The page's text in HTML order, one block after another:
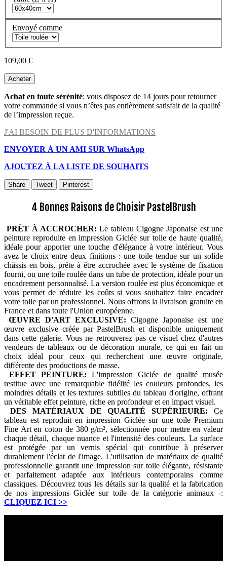
Envoyé comme
109,00 €
Acheter
Achat en toute sérénité: vous disposez de 14 jours pour retourner
votre commande si vous n’êtes pas entièrement satisfait de la qualité
de l’impression reçue.
J'AI BESOIN DE PLUS D'INFORMATIONS
ENVOYER À UN AMI SUR WhatsApp
AJOUTEZ À LA LISTE DE SOUHAITS
Share Tweet Pinterest
4 Bonnes Raisons de Choisir PastelBrush
PRÊT À ACCROCHER:Le tableau Cigogne Japonaise est une
peinture reproduite en impression Giclée sur toile de haute qualité,
idéale pour apporter une touche d'élégance à votre intérieur. Vous
avez le choix entre deux finitions : une toile tendue sur un solide
châssis en bois, prête à être accrochée avec le système de fixation
fourni, ou une toile roulée dans un tube de protection, idéale pour un
encadrement personnalisé. La version roulée est plus économique et
vous permet de réduire les coûts si vous souhaitez faire encadrer
votre toile par un professionnel. Nous offrons la livraison gratuite en
France et dans toute l'Union européenne.
ŒUVRE D'ART EXCLUSIVE: Cigogne Japonaise est une
œuvre exclusive créée par PastelBrush et disponible uniquement
dans cette galerie. Vous ne retrouverez pas ce visuel chez d'autres
vendeurs de tableaux ou de décoration murale, ce qui en fait un
choix idéal pour ceux qui recherchent une œuvre originale,
différente des productions de masse.
EFFET PEINTURE: L'impression Giclée de qualité musée
restitue avec une remarquable fidélité les couleurs profondes, les
moindres détails et les textures subtiles du tableau d'origine, offrant
un véritable effet peinture, riche en profondeur et en impact visuel.
DES MATÉRIAUX DE QUALITÉ SUPÉRIEURE: Ce
tableau est reproduit en impression Giclée sur une toile Premium
Fine Art en coton de 380 g/m², sélectionnée pour mettre en valeur
chaque détail, chaque nuance et l'intensité des couleurs. La surface
est protégée par un vernis spécial qui contribue à préserver
durablement l'éclat de l'image. L'utilisation de matériaux de qualité
professionnelle garantit une impression sur toile élégante, résistante
et parfaitement adaptée aux intérieurs contemporains comme
classiques. Découvrez tous les détails sur la qualité et la fabrication
de nos impressions Giclée sur toile de la catégorie animaux -:
CLIQUEZ ICI >>